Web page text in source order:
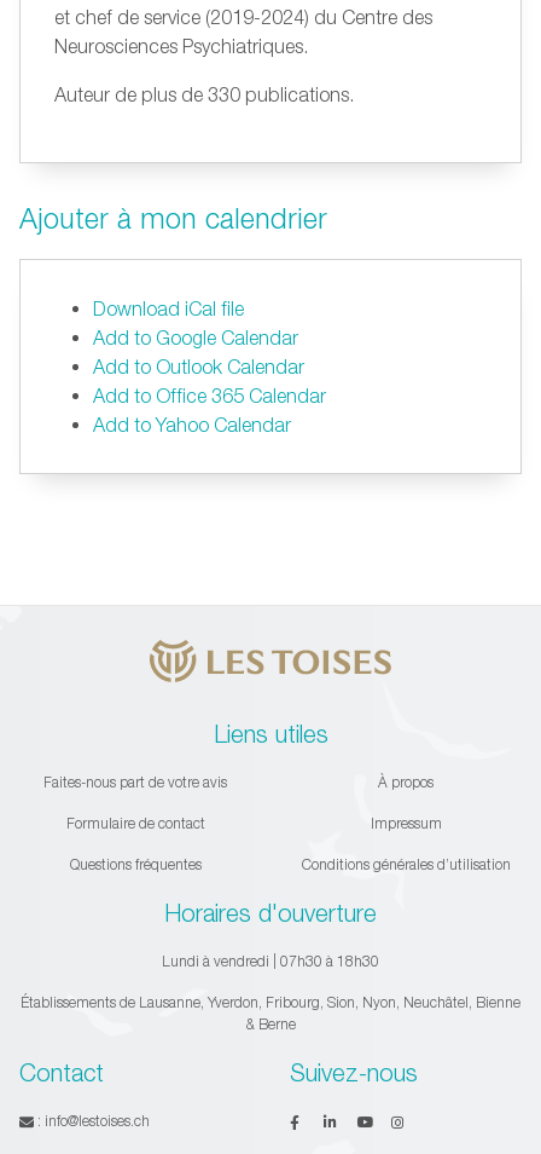
et chef de service (2019-2024) du Centre des
Neurosciences Psychiatriques.
Auteur de plus de 330 publications.
Ajouter à mon calendrier
Download iCal file
Add to Google Calendar
Add to Outlook Calendar
Add to Office 365 Calendar
Add to Yahoo Calendar
Liens utiles
Faites-nous part de votre avis
Formulaire de contact
Questions fréquentes
À propos
Impressum
Conditions générales d’utilisation
Horaires d'ouverture
Lundi à vendredi | 07h30 à 18h30
Établissements de Lausanne, Yverdon, Fribourg, Sion, Nyon, Neuchâtel, Bienne
& Berne
Contact
: info@lestoises.ch
Suivez-nous